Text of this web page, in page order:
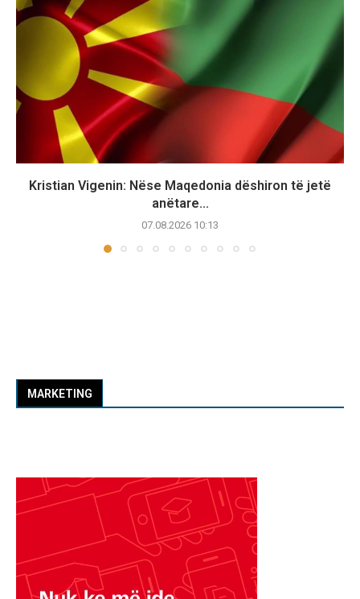
Kristian Vigenin: Nëse Maqedonia dëshiron të jetë
anëtare...
07.08.2026 10:13
MARKETING